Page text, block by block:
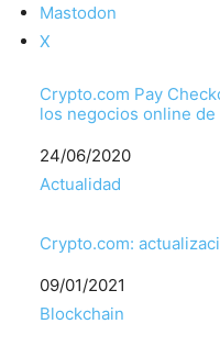
Mastodon
X
Crypto.com Pay
los negocios online de
Fecha
24/06/2020
Respecto a
Actualidad
Crypto.com:
Fecha
09/01/2021
Respecto a
Blockchain